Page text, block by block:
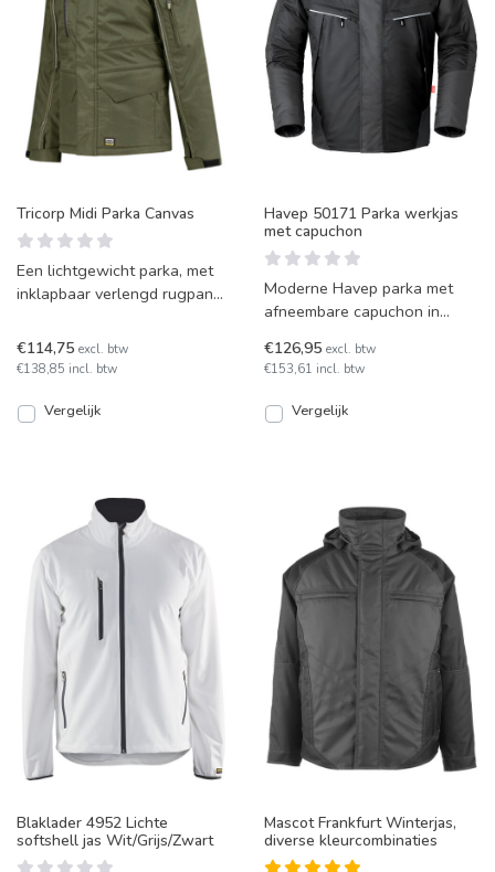
Tricorp Midi Parka Canvas
Een lichtgewicht parka, met
inklapbaar verlengd rugpand,
canvas voor water- en
€114,75 excl. btw
€138,85 incl. btw
Vergelijk
Havep 50171 Parka werkjas
met capuchon
Moderne Havep parka met
afneembare capuchon in
leverbaar. Zeer sterke werkk
€126,95 excl. btw
€153,61 incl. btw
Vergelijk
Blaklader 4952 Lichte
softshell jas Wit/Grijs/Zwart
Mascot Frankfurt Winterjas,
diverse kleurcombinaties